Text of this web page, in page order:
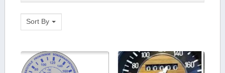
Sort By